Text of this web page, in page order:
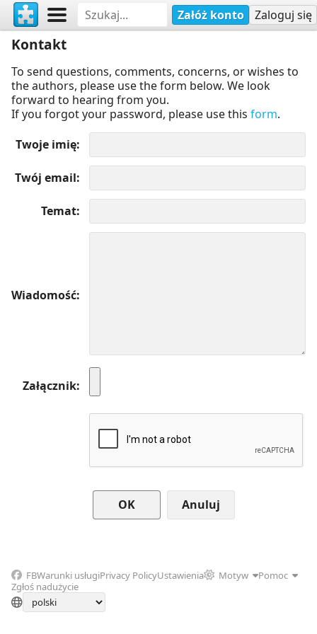
Załóż konto Zaloguj się
Kontakt
To send questions, comments, concerns, or wishes to
the authors, please use the form below. We look
forward to hearing from you.
If you forgot your password, please use this form.
Twoje imię
Twój email
Temat
Wiadomość
Załącznik
Anuluj
FBWarunki usługiPrivacy PolicyUstawienia Motyw
Pomoc
Zgłoś nadużycie